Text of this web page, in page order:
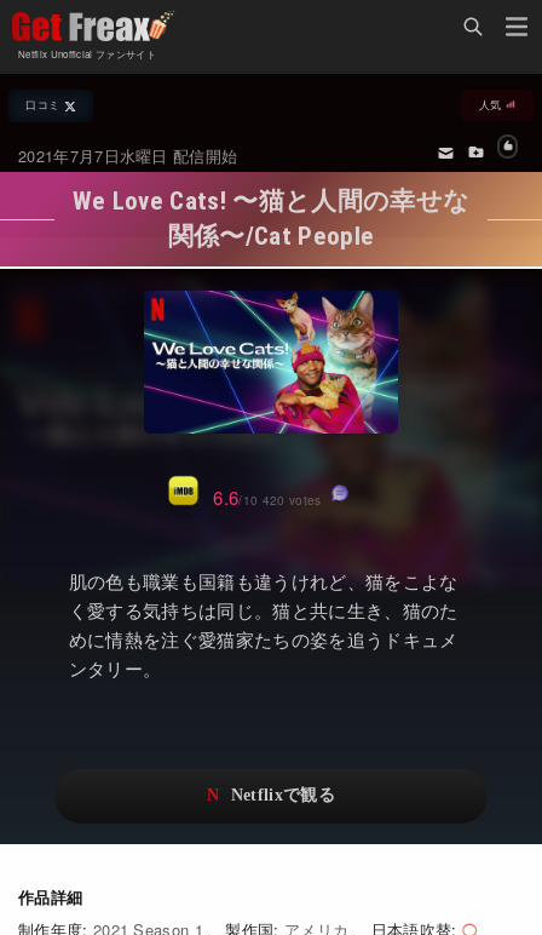
Netflix Unofficial ファンサイト
Netflix新着作品
オールジャンル
海外ドラマ・シリーズ
国内TV番組・ドラマ
国内映画
アジアTV番組・ドラマ
アジア映画
ドキュメンタリー
Netflixオリジナル作品
その他の国のTV番組
配信終了予定の作品
海外ドラマ・ラインナップ
Netflix 全作品ラインナップ
Netflix配信作品カスタム検索
トレンド
VOD 総合作品情報
Watchlistへ
Netflix Video
Netflix 高い評価の海外作品
口コミ 人気
2021年7月7日水曜日 配信開始
We Love Cats! 〜猫と人間の幸せな
関係〜/Cat People
肌の色も職業も国籍も違うけれど、猫をこよな
く愛する気持ちは同じ。猫と共に生き、猫のた
めに情熱を注ぐ愛猫家たちの姿を追うドキュメ
ンタリー。
作品詳細
2021 Season 1
アメリカ
日本語吹替
6.6/10 420 votes